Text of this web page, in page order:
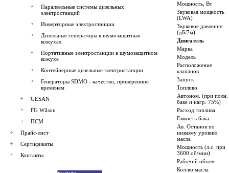
Параллельные системы дизельных
электростанций
Инверторные электростанции
Дизельные генераторы в шумозащитных
кожухах
Портативные электростанции в шумозащитном
кожухе
Контейнерные дизельные электростанции
Генераторы SDMO - качество, проверенное
временем
GESAN
FG Wilson
ПСМ
Прайс-лист
Сертификаты
Контакты
Мощность, Вт
Звуковая мощность
(LWA)
Звуковое давление
(дБ/7м)
Двигатель
Марка
Модель
Расположение
клапанов
Запуск
Топливо
Автоном. (при полн.
баке и нагр. 75%)
Расход топлива
Емкость бака
Ав. Останов по
низкому уровню
масла
Мощность (л.с. при
3600 об/мин)
Рабочий объем
Кол-во масла